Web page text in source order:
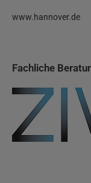
www.hannover.de
Fachliche